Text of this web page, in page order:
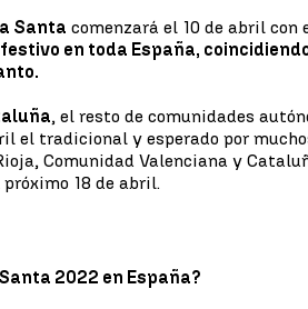
Santa comenzará el 10 de abril con
en toda España,
, el resto de comunidades
el tradicional y esperado por
Comunidad Valenciana y
próximo 18 de abril.
2022 en España?